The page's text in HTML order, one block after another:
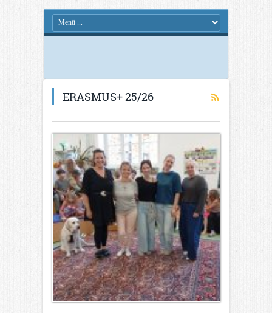
ERASMUS+ 25/26